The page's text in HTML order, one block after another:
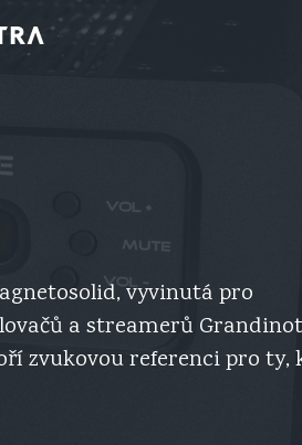
vyvinutá pro
a streamerů
zvukovou referenci pro ty,